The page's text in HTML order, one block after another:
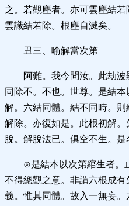
之。若觀塵者。亦可雲塵結
雲識結若除。根塵自滅矣。
丑三、喻解當次第
阿難。我今問汝。此劫
同除不。不也。世尊。是結
解。六結同體。結不同時。
解除。亦復如是。此根初解
脫。解脫法已。俱空不生。是
⊙是結本以次第綰生者。
不得總觀之意。非謂六根成
義。惟其同體。故入一無妄